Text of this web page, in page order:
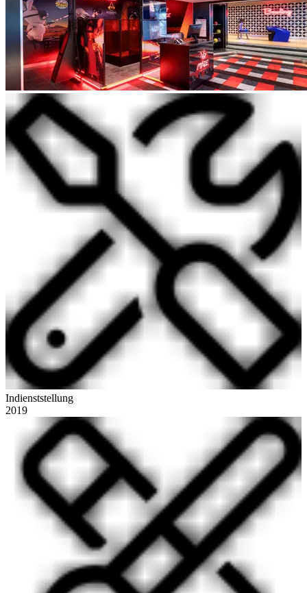
Indienststellung
2019